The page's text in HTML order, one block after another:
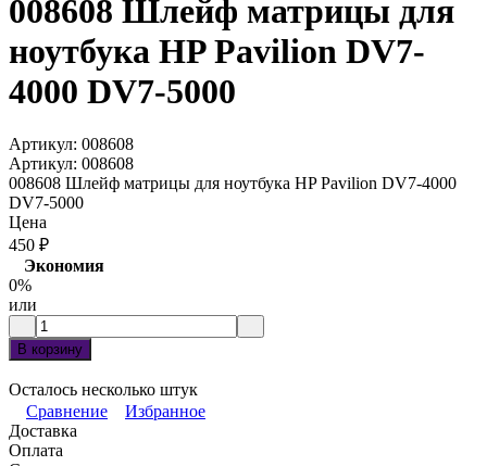
008608 Шлейф матрицы для
ноутбука HP Pavilion DV7-
4000 DV7-5000
Артикул: 008608
Артикул: 008608
008608 Шлейф матрицы для ноутбука HP Pavilion DV7-4000
DV7-5000
Цена
450 ₽
Экономия
0%
или
В корзину
Осталось несколько штук
Сравнение
Избранное
Доставка
Оплата